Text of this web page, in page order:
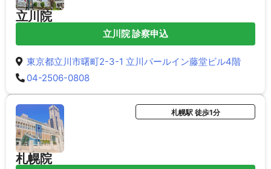
立川院
立川院 診察申込
東京都立川市曙町2-3-1 立川パールイン藤堂ビル4階
04-2506-0808
札幌院
札幌駅 徒歩1分